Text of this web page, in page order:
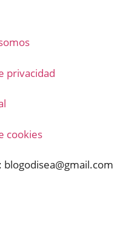
privacidad
cookies
blogodisea@gmail.com